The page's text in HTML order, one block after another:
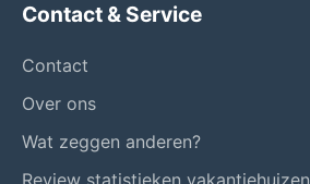
Contact & Service
Contact
Over ons
Wat zeggen anderen?
Review statistieken vakantiehuizen